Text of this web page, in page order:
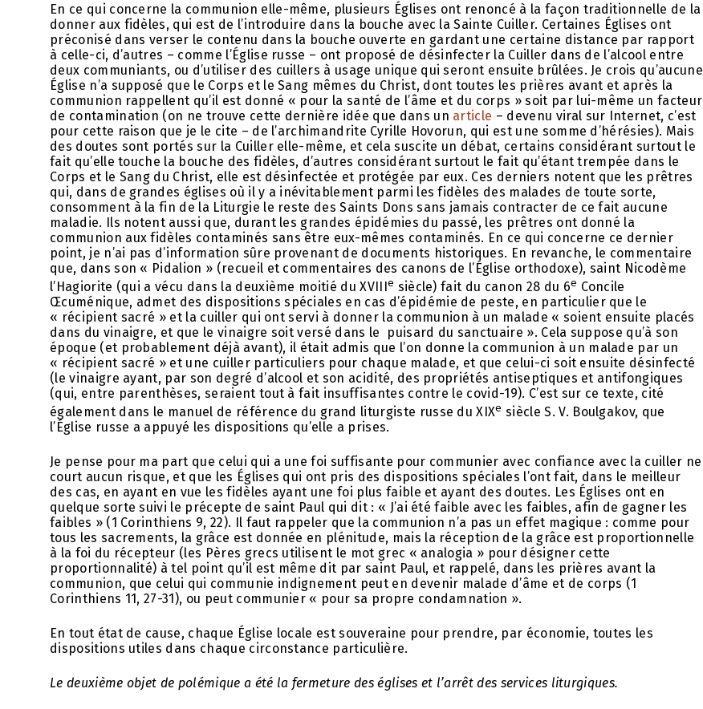
En ce qui concerne la communion elle-même, plusieurs Églises ont renoncé à la façon traditionnelle de la
donner aux fidèles, qui est de l’introduire dans la bouche avec la Sainte Cuiller. Certaines Églises ont
préconisé dans verser le contenu dans la bouche ouverte en gardant une certaine distance par rapport
à celle-ci, d’autres – comme l’Église russe – ont proposé de désinfecter la Cuiller dans de l’alcool entre
deux communiants, ou d’utiliser des cuillers à usage unique qui seront ensuite brûlées. Je crois qu’aucune
Église n’a supposé que le Corps et le Sang mêmes du Christ, dont toutes les prières avant et après la
communion rappellent qu’il est donné « pour la santé de l’âme et du corps » soit par lui-même un facteur
de contamination (on ne trouve cette dernière idée que dans un article – devenu viral sur Internet, c’est
pour cette raison que je le cite – de l’archimandrite Cyrille Hovorun, qui est une somme d’hérésies). Mais
des doutes sont portés sur la Cuiller elle-même, et cela suscite un débat, certains considérant surtout le
fait qu’elle touche la bouche des fidèles, d’autres considérant surtout le fait qu’étant trempée dans le
Corps et le Sang du Christ, elle est désinfectée et protégée par eux. Ces derniers notent que les prêtres
qui, dans de grandes églises où il y a inévitablement parmi les fidèles des malades de toute sorte,
consomment à la fin de la Liturgie le reste des Saints Dons sans jamais contracter de ce fait aucune
maladie. Ils notent aussi que, durant les grandes épidémies du passé, les prêtres ont donné la
communion aux fidèles contaminés sans être eux-mêmes contaminés. En ce qui concerne ce dernier
point, je n’ai pas d’information sûre provenant de documents historiques. En revanche, le commentaire
que, dans son « Pidalion » (recueil et commentaires des canons de l’Église orthodoxe), saint Nicodème
l’Hagiorite (qui a vécu dans la deuxième moitié du XVIIIe siècle) fait du canon 28 du 6e Concile
Œcuménique, admet des dispositions spéciales en cas d’épidémie de peste, en particulier que le
« récipient sacré » et la cuiller qui ont servi à donner la communion à un malade « soient ensuite placés
dans du vinaigre, et que le vinaigre soit versé dans le puisard du sanctuaire ». Cela suppose qu’à son
époque (et probablement déjà avant), il était admis que l’on donne la communion à un malade par un
« récipient sacré » et une cuiller particuliers pour chaque malade, et que celui-ci soit ensuite désinfecté
(le vinaigre ayant, par son degré d’alcool et son acidité, des propriétés antiseptiques et antifongiques
(qui, entre parenthèses, seraient tout à fait insuffisantes contre le covid-19). C’est sur ce texte, cité
également dans le manuel de référence du grand liturgiste russe du XIXe siècle S. V. Boulgakov, que
l’Église russe a appuyé les dispositions qu’elle a prises.
Je pense pour ma part que celui qui a une foi suffisante pour communier avec confiance avec la cuiller ne
court aucun risque, et que les Églises qui ont pris des dispositions spéciales l’ont fait, dans le meilleur
des cas, en ayant en vue les fidèles ayant une foi plus faible et ayant des doutes. Les Églises ont en
quelque sorte suivi le précepte de saint Paul qui dit : « J’ai été faible avec les faibles, afin de gagner les
faibles » (1 Corinthiens 9, 22). Il faut rappeler que la communion n’a pas un effet magique : comme pour
tous les sacrements, la grâce est donnée en plénitude, mais la réception de la grâce est proportionnelle
à la foi du récepteur (les Pères grecs utilisent le mot grec « analogia » pour désigner cette
proportionnalité) à tel point qu’il est même dit par saint Paul, et rappelé, dans les prières avant la
communion, que celui qui communie indignement peut en devenir malade d’âme et de corps (1
Corinthiens 11, 27-31), ou peut communier « pour sa propre condamnation ».
En tout état de cause, chaque Église locale est souveraine pour prendre, par économie, toutes les
dispositions utiles dans chaque circonstance particulière.
Le deuxième objet de polémique a été la fermeture des églises et l’arrêt des services liturgiques.